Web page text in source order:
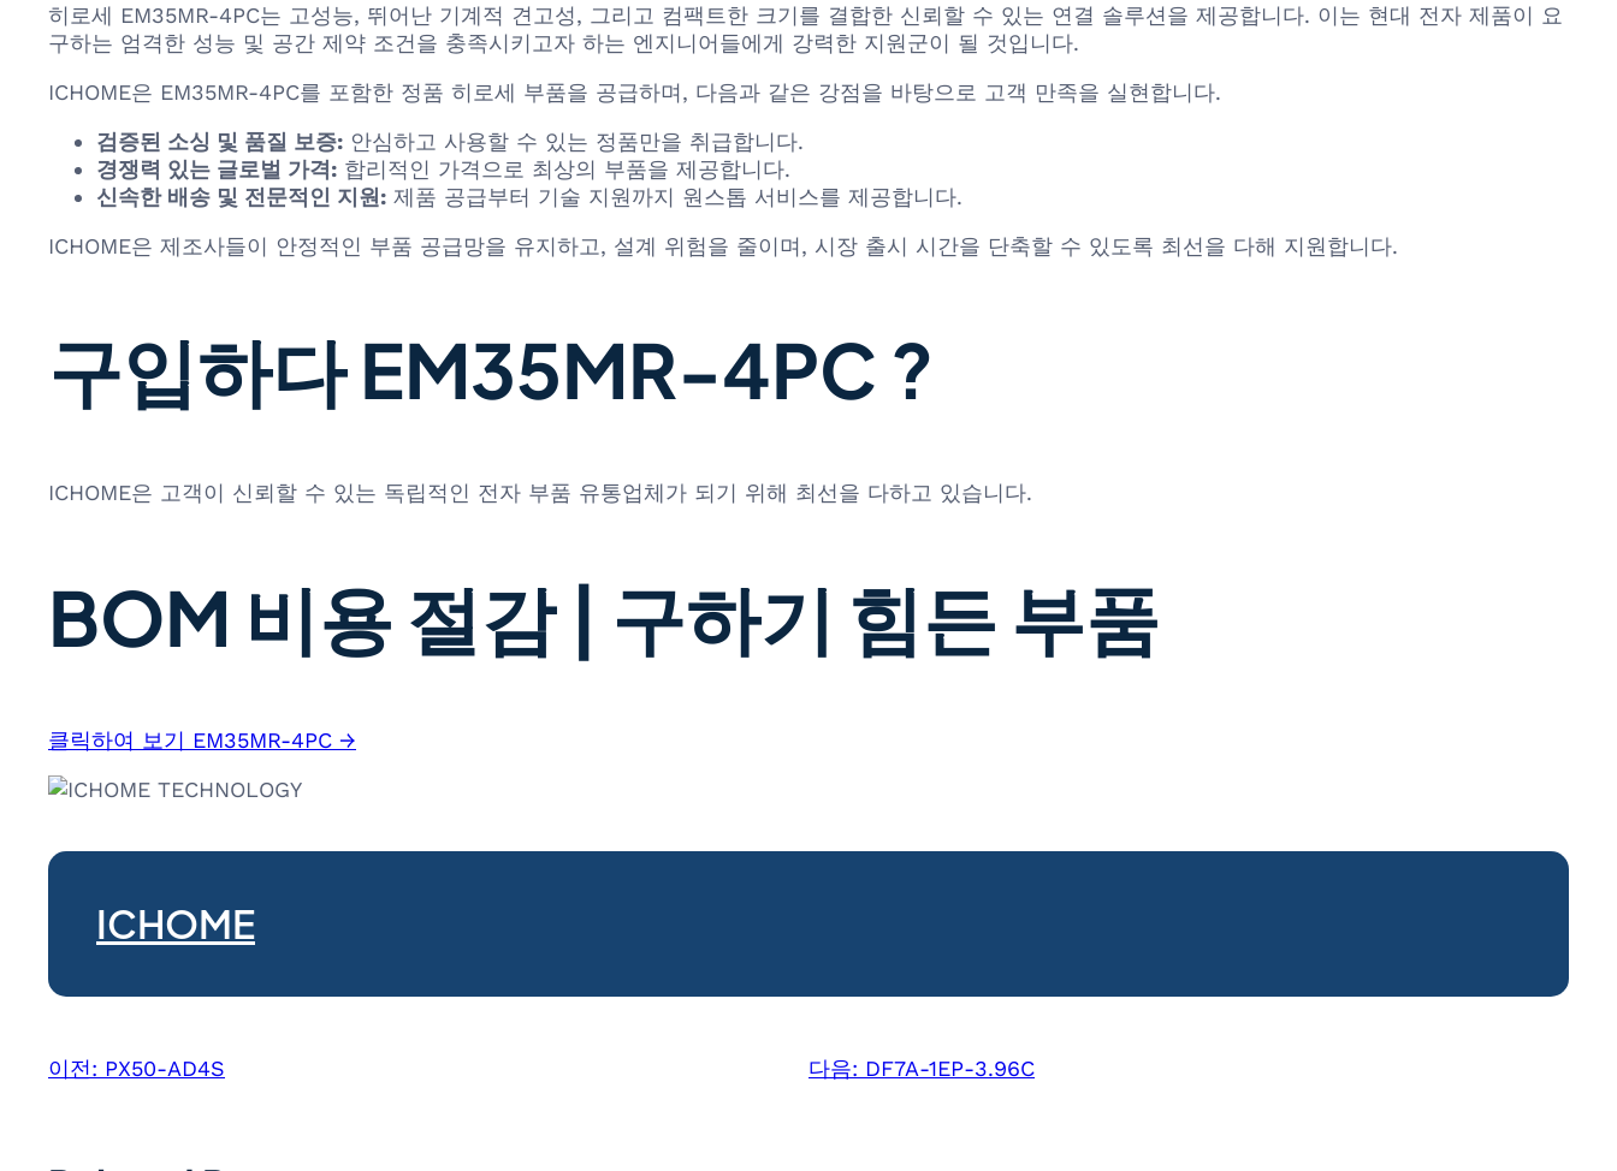
히로세 EM35MR-4PC는 고성능, 뛰어난 기계적 견고성, 그리고 컴팩트한 크기를 결합한 신뢰할 수 있는 연결 솔루션을 제공합니다. 이는 현대 전자 제품이 요
구하는 엄격한 성능 및 공간 제약 조건을 충족시키고자 하는 엔지니어들에게 강력한 지원군이 될 것입니다.
ICHOME은 EM35MR-4PC를 포함한 정품 히로세 부품을 공급하며, 다음과 같은 강점을 바탕으로 고객 만족을 실현합니다.
검증된 소싱 및 품질 보증: 안심하고 사용할 수 있는 정품만을 취급합니다.
경쟁력 있는 글로벌 가격: 합리적인 가격으로 최상의 부품을 제공합니다.
신속한 배송 및 전문적인 지원: 제품 공급부터 기술 지원까지 원스톱 서비스를 제공합니다.
ICHOME은 제조사들이 안정적인 부품 공급망을 유지하고, 설계 위험을 줄이며, 시장 출시 시간을 단축할 수 있도록 최선을 다해 지원합니다.
구입하다 EM35MR-4PC ?
ICHOME은 고객이 신뢰할 수 있는 독립적인 전자 부품 유통업체가 되기 위해 최선을 다하고 있습니다.
BOM 비용 절감 | 구하기 힘든 부품
클릭하여 보기 EM35MR-4PC →
ICHOME
이전: PX50-AD4S 다음: DF7A-1EP-3.96C